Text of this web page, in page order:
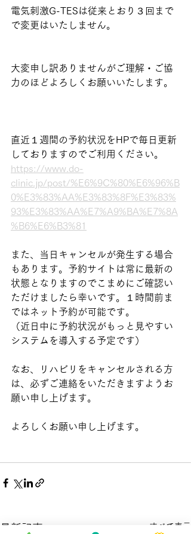
電気刺激G-TESは従来とおり３回まで
で変更はいたしません。
大変申し訳ありませんがご理解・ご協
力のほどよろしくお願いいたします。
直近１週間の予約状況をHPで毎日更新
しておりますのでご利用ください。
https://www.do-
clinic.jp/post/%E6%9C%80%E6%96%B
0%E3%83%AA%E3%83%8F%E3%83%
93%E3%83%AA%E7%A9%BA%E7%8A
%B6%E6%B3%81
また、当日キャンセルが発生する場合
もあります。予約サイトは常に最新の
状態となりますのでこまめにご確認い
ただけましたら幸いです。１時間前ま
ではネット予約が可能です。
（近日中に予約状況がもっと見やすい
システムを導入する予定です）
なお、リハビリをキャンセルされる方
は、必ずご連絡をいただきますようお
願い申し上げます。
よろしくお願い申し上げます。
最新記事 すべて表示